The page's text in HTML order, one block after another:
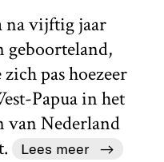
na vijftig jaar
geboorteland,
pas hoezeer
Papua in het
van Nederland
Lees meer